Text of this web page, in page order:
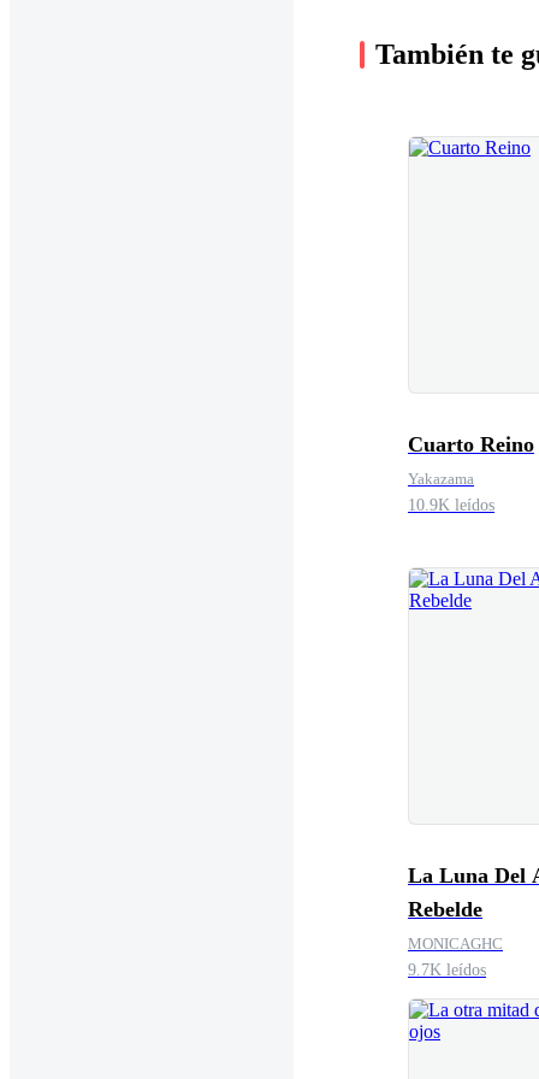
También te
Cuarto Reino
Yakazama
10.9K leídos
La Luna Del
Rebelde
MONICAGHC
9.7K leídos